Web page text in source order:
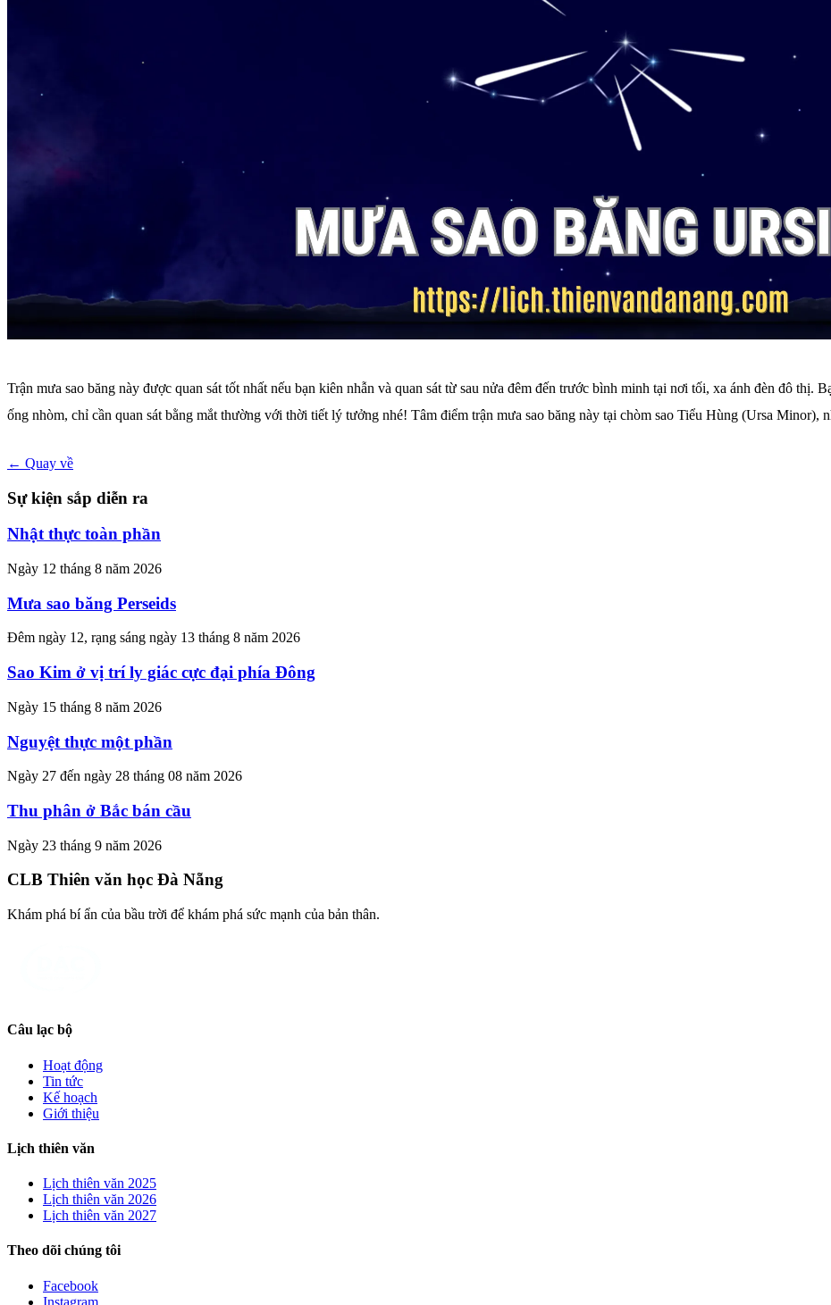
Trận mưa sao băng này được quan sát tốt nhất nếu bạn kiên nhẫn và quan sát từ sau nửa đêm đến trước bình minh tại nơi tối, xa ánh đèn đô thị.
ống nhòm, chỉ cần quan sát bằng mắt thường với thời tiết lý tưởng nhé! Tâm điểm trận mưa sao băng này tại chòm sao Tiểu Hùng (Ursa Minor),
← Quay về
Sự kiện sắp diễn ra
Nhật thực toàn phần
Ngày 12 tháng 8 năm 2026
Mưa sao băng Perseids
Đêm ngày 12, rạng sáng ngày 13 tháng 8 năm 2026
Sao Kim ở vị trí ly giác cực đại phía Đông
Ngày 15 tháng 8 năm 2026
Nguyệt thực một phần
Ngày 27 đến ngày 28 tháng 08 năm 2026
Thu phân ở Bắc bán cầu
Ngày 23 tháng 9 năm 2026
CLB Thiên văn học Đà Nẵng
Khám phá bí ẩn của bầu trời để khám phá sức mạnh của bản thân.
Câu lạc bộ
Hoạt động
Tin tức
Kế hoạch
Giới thiệu
Lịch thiên văn
Lịch thiên văn 2025
Lịch thiên văn 2026
Lịch thiên văn 2027
Theo dõi chúng tôi
Facebook
Instagram